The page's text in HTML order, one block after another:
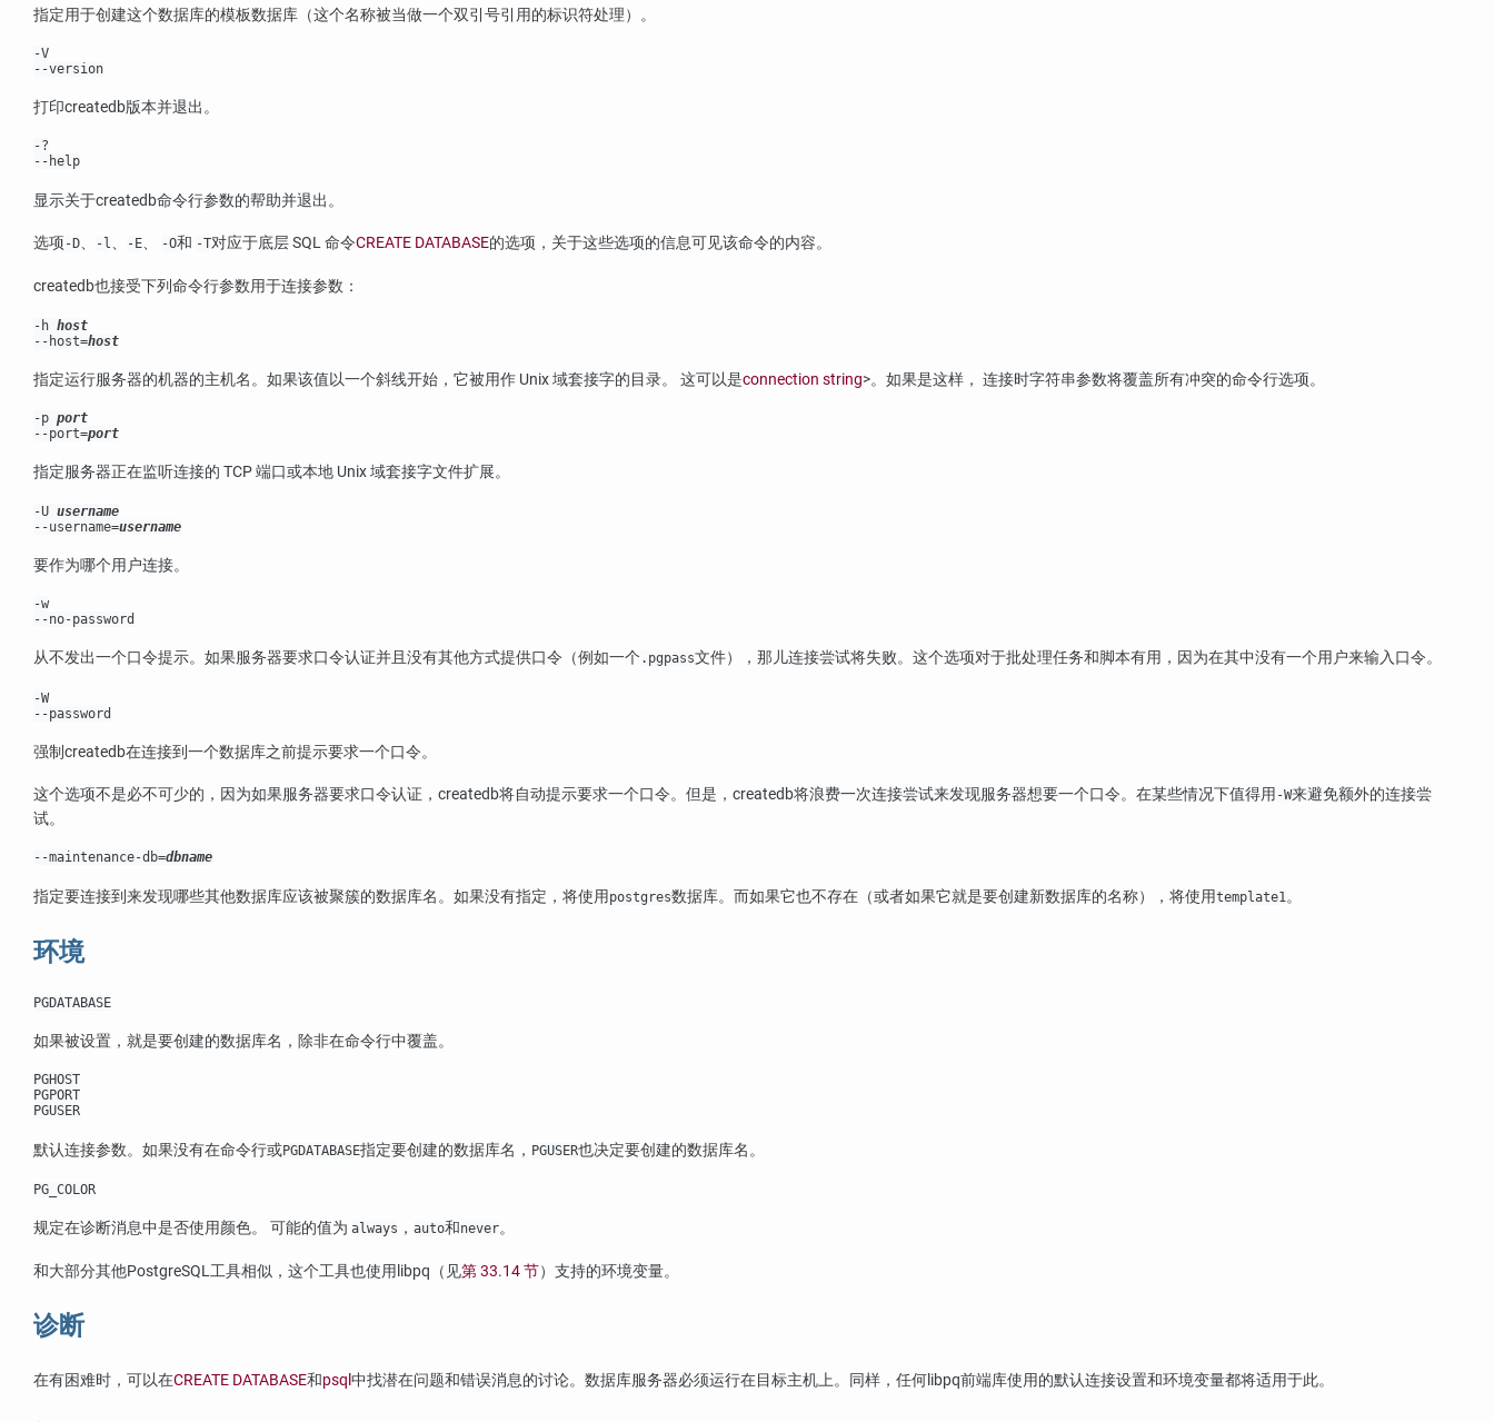
指定用于创建这个数据库的模板数据库（这个名称被当做一个双引号引用的标识符处理）。
-V
--version
打印createdb版本并退出。
-?
--help
显示关于createdb命令行参数的帮助并退出。
选项 -D、 -l、 -E、 -O和 -T对应于底层 SQL 命令CREATE DATABASE的选项，关于这些选项的信息可见该命令的内容。
createdb也接受下列命令行参数用于连接参数：
-h host
--host=host
指定运行服务器的机器的主机名。如果该值以一个斜线开始，它被用作 Unix 域套接字的目录。 这可以是connection string>。如果是这样， 连接时字符串参数将覆盖所有冲突的命令行选项。
-p port
--port=port
指定服务器正在监听连接的 TCP 端口或本地 Unix 域套接字文件扩展。
-U username
--username=username
要作为哪个用户连接。
-w
--no-password
从不发出一个口令提示。如果服务器要求口令认证并且没有其他方式提供口令（例如一个 .pgpass文件），那儿连接尝试将失败。这个选项对于批处理任务和脚本有用，因为在其中没有一个用户来输入口令。
-W
--password
强制createdb在连接到一个数据库之前提示要求一个口令。
这个选项不是必不可少的，因为如果服务器要求口令认证， createdb将自动提示要求一个口令。但是， createdb将浪费一次连接尝试来发现服务器想要一个口令。在某些情况下值得用 -W来避免额外的连接尝
试。
--maintenance-db=dbname
指定要连接到来发现哪些其他数据库应该被聚簇的数据库名。如果没有指定，将使用 postgres数据库。而如果它也不存在（或者如果它就是要创建新数据库的名称），将使用template1 。
环境
PGDATABASE
如果被设置，就是要创建的数据库名，除非在命令行中覆盖。
PGHOST
PGPORT
PGUSER
默认连接参数。如果没有在命令行或PGDATABASE指定要创建的数据库名， PGUSER也决定要创建的数据库名。
PG_COLOR
规定在诊断消息中是否使用颜色。 可能的值为 always ， auto和never。
和大部分其他PostgreSQL工具相似，这个工具也使用 libpq （见第 33.14 节）支持的环境变量。
诊断
在有困难时，可以在CREATE DATABASE和psql中找潜在问题和错误消息的讨论。数据库服务器必须运行在目标主机上。同样，任何libpq前端库使用的默认连接设置和环境变量都将适用于此。